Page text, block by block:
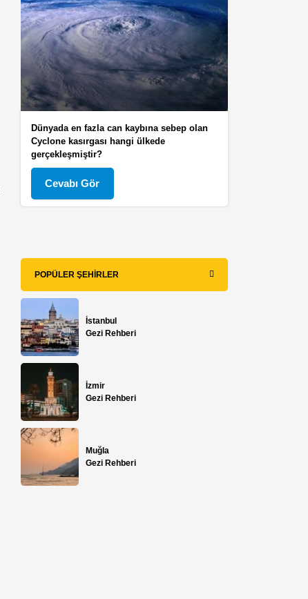
Dünyada en fazla can kaybına sebep olan
Cyclone kasırgası hangi ülkede
gerçekleşmiştir?
Cevabı Gör
POPÜLER ŞEHIRLER
İstanbul
Gezi Rehberi
İzmir
Gezi Rehberi
Muğla
Gezi Rehberi